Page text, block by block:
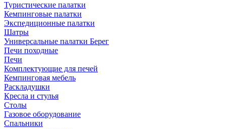
Туристические палатки
Кемпинговые палатки
Экспедиционные палатки
Шатры
Универсальные палатки Берег
Печи походные
Печи
Комплектующие для печей
Кемпинговая мебель
Раскладушки
Кресла и стулья
Столы
Газовое оборудование
Спальники